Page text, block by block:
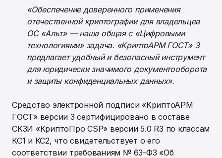
«Обеспечение доверенного применения
отечественной криптографии для владельцев
ОС «Альт» — наша общая с «Цифровыми
технологиями» задача. «КриптоАРМ ГОСТ» 3
предлагает удобный и безопасный инструмент
для юридически значимого документооборота
и защиты конфиденциальных данных».
Средство электронной подписи «КриптоАРМ
ГОСТ» версии 3 сертифицировано в составе
СКЗИ «КриптоПро CSP» версии 5.0 R3 по классам
КС1 и КС2, что свидетельствует о его
соответствии требованиям № 63-ФЗ «Об